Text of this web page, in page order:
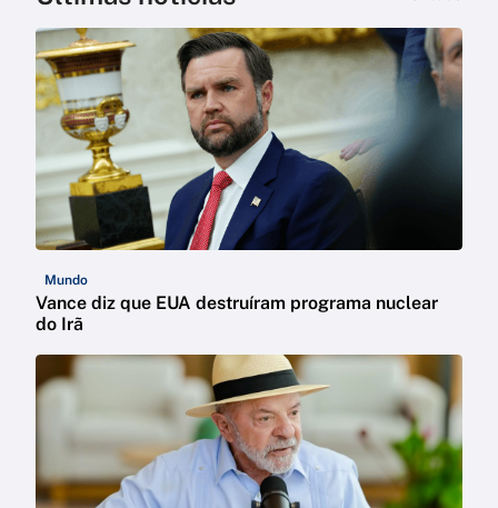
Mundo
Vance diz que EUA destruíram programa nuclear
do Irã